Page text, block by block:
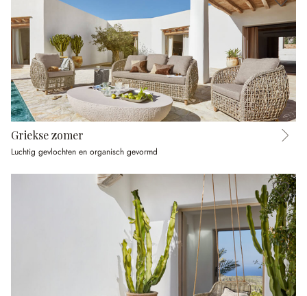
Griekse zomer
Luchtig gevlochten en organisch gevormd